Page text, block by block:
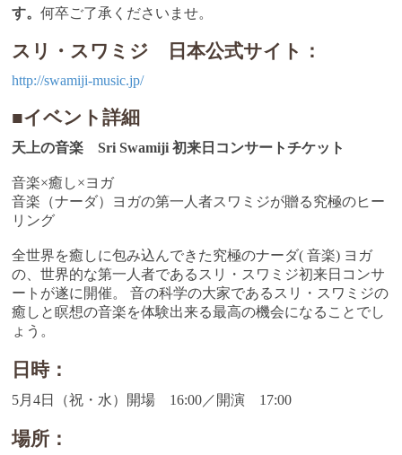
す。何卒ご了承くださいませ。
スリ・スワミジ 日本公式サイト：
http://swamiji-music.jp/
■イベント詳細
天上の音楽 Sri Swamiji 初来日コンサートチケット
音楽×癒し×ヨガ
音楽（ナーダ）ヨガの第一人者スワミジが贈る究極のヒー
リング
全世界を癒しに包み込んできた究極のナーダ( 音楽) ヨガ
の、世界的な第一人者であるスリ・スワミジ初来日コンサ
ートが遂に開催。 音の科学の大家であるスリ・スワミジの
癒しと瞑想の音楽を体験出来る最高の機会になることでし
ょう。
日時：
5月4日（祝・水）開場 16:00／開演 17:00
場所：